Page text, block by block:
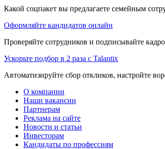
Какой соцпакет вы предлагаете семейным
Оформляйте кандидатов онлайн
Проверяйте сотрудников и подписывайте
Ускорьте подбор в 2 раза с Talantix
Автоматизируйте сбор откликов, настройте
О компании
Наши вакансии
Партнерам
Реклама на сайте
Новости и статьи
Инвесторам
Кандидаты по профессиям